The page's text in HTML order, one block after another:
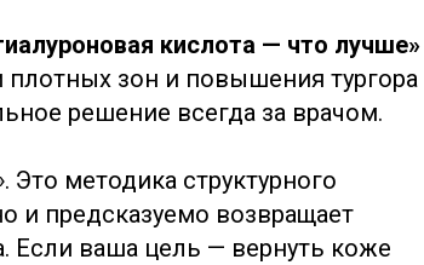
кислота — что лучше»
плотных зон и повышения тургора
решение всегда за врачом.
Это методика структурного
и предсказуемо возвращает
Если ваша цель — вернуть коже